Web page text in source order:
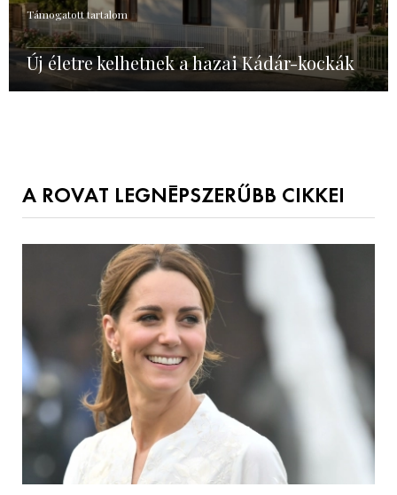
Támogatott tartalom
Új életre kelhetnek a hazai Kádár-kockák
A ROVAT LEGNÉPSZERŰBB CIKKEI